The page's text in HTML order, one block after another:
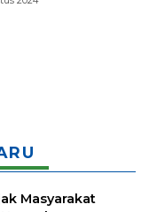
Masyarakat